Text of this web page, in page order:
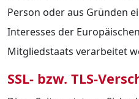
Person oder aus Gründen
Interesses der
Mitgliedstaats verarbeitet
SSL- bzw. TLS-